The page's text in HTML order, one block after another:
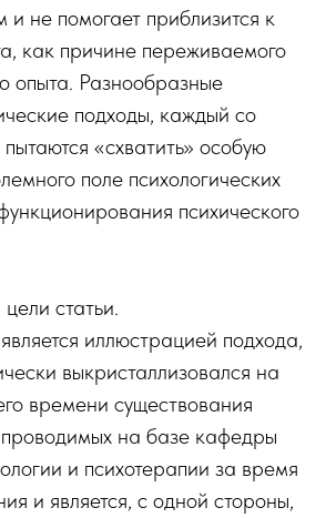
не помогает приблизится к
как причине переживаемого
опыта. Разнообразные
подходы, каждый со
«схватить» особую
поле психологических
психического
статьи.
иллюстрацией подхода,
выкристаллизовался на
времени существования
на базе кафедры
и психотерапии за время
и является, с одной стороны,